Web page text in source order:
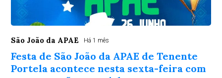
São João da APAE Há 1 mês
Festa de São João da APAE de Tenente
Portela acontece nesta sexta-feira com